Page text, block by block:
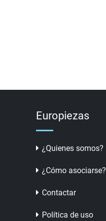
Europiezas
¿Quienes somos?
¿Cómo asociarse?
Contactar
Política de uso